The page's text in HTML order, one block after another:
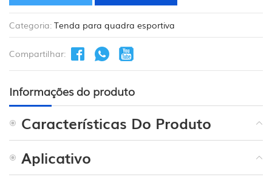
Categoria: Tenda para quadra esportiva
Compartilhar:
Informações do produto
Características Do Produto
Aplicativo